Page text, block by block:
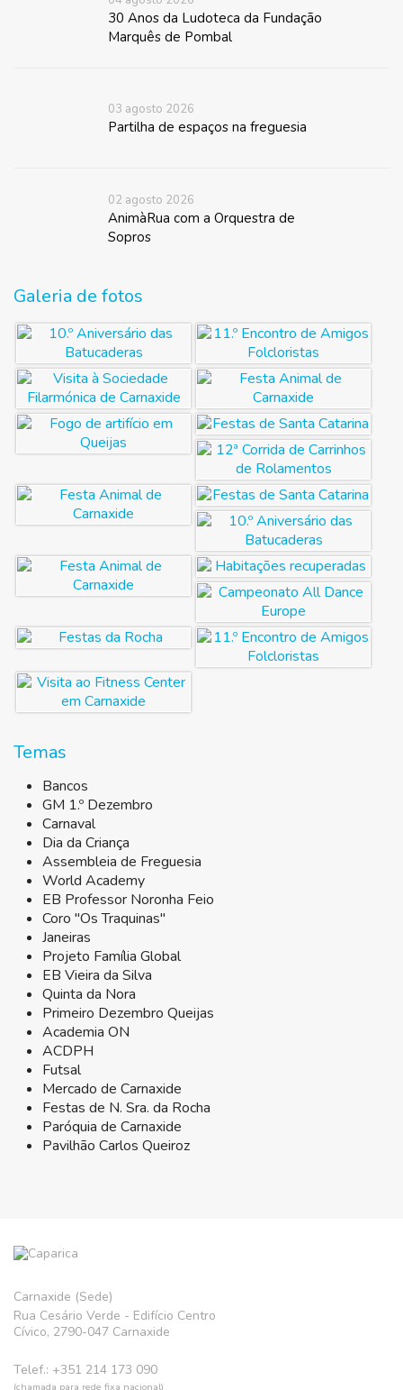
30 Anos da Ludoteca da Fundação
Marquês de Pombal
03 agosto 2026
Partilha de espaços na freguesia
02 agosto 2026
AnimàRua com a Orquestra de
Sopros
Galeria de fotos
Temas
Bancos
GM 1.º Dezembro
Carnaval
Dia da Criança
Assembleia de Freguesia
World Academy
EB Professor Noronha Feio
Coro "Os Traquinas"
Janeiras
Projeto Família Global
EB Vieira da Silva
Quinta da Nora
Primeiro Dezembro Queijas
Academia ON
ACDPH
Futsal
Mercado de Carnaxide
Festas de N. Sra. da Rocha
Paróquia de Carnaxide
Pavilhão Carlos Queiroz
Carnaxide (Sede)
Rua Cesário Verde - Edifício Centro
Cívico, 2790-047 Carnaxide
Telef.: +351 214 173 090
(chamada para rede fixa nacional)